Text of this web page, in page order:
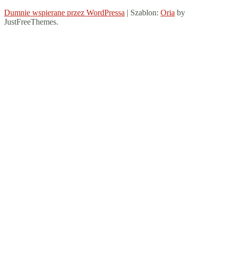
Dumnie wspierane przez WordPressa | Szablon: Oria by
JustFreeThemes.